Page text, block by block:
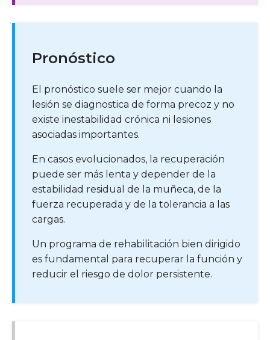
Pronóstico
El pronóstico suele ser mejor cuando la
lesión se diagnostica de forma precoz y no
existe inestabilidad crónica ni lesiones
asociadas importantes.
En casos evolucionados, la recuperación
puede ser más lenta y depender de la
estabilidad residual de la muñeca, de la
fuerza recuperada y de la tolerancia a las
cargas.
Un programa de rehabilitación bien dirigido
es fundamental para recuperar la función y
reducir el riesgo de dolor persistente.